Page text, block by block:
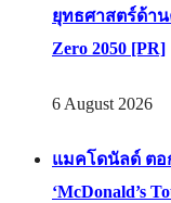
ยุทธศาสตร์ด้า
Zero 2050 [PR]
6 August 2026
แมคโดนัลด์ ตอ
‘McDonald’s